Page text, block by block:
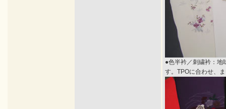
●色半衿／刺繍衿：地
す。TPOに合わせ、